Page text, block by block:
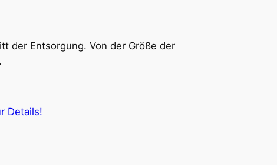
der Entsorgung. Von der Größe der
Details!